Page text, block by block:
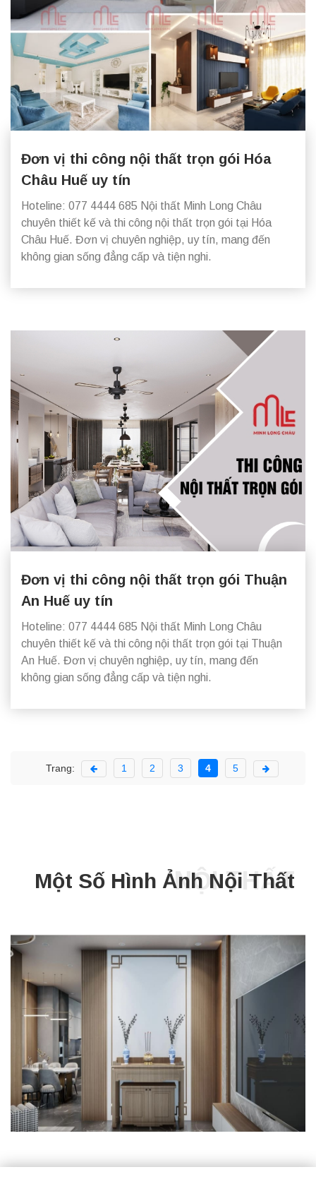
Đơn vị thi công nội thất trọn gói Hóa
Châu Huế uy tín
Hoteline: 077 4444 685 Nội thất Minh Long Châu
chuyên thiết kế và thi công nội thất trọn gói tại Hóa
Châu Huế. Đơn vị chuyên nghiệp, uy tín, mang đến
không gian sống đẳng cấp và tiện nghi.
Đơn vị thi công nội thất trọn gói Thuận
An Huế uy tín
Hoteline: 077 4444 685 Nội thất Minh Long Châu
chuyên thiết kế và thi công nội thất trọn gói tại Thuận
An Huế. Đơn vị chuyên nghiệp, uy tín, mang đến
không gian sống đẳng cấp và tiện nghi.
Trang: 1 2 3 4 5
NỘI THẤT
Một Số Hình Ảnh Nội Thất